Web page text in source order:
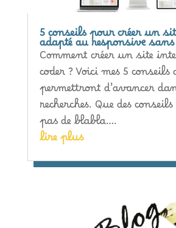
5 conseils pour créer un
adapté au responsive sans
Comment créer un site
coder ? Voici mes 5 conseils
permettront d’avancer
recherches. Que des
pas de blabla….
lire plus